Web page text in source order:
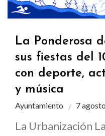
La Ponderosa
sus fiestas del
con deporte,
y música
Ayuntamiento 7
La Urbanización